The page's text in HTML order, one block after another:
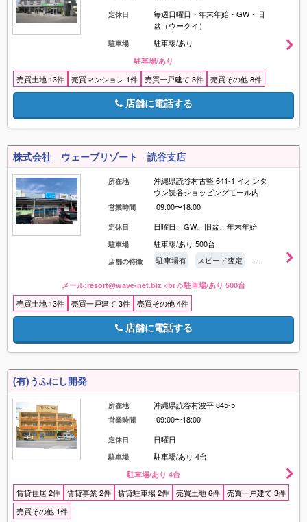
定休日
毎週日曜日・年末年始・GW・旧
盆（ウークイ）
駐車場 駐車場/あり
駐車場/あり
売買土地 13件 売買マンション 1件 売買一戸建て 3件 売買その他 8件
店舗に電話する
株式会社 ウェーブリゾート 読谷支店
所在地
沖縄県読谷村古堅 641-1 イオンタ
ウン読谷ショッピングモール内
営業時間 09:00〜18:00
定休日 日曜日、GW、旧盆、年末年始
駐車場 駐車場/あり 500台
店舗の特徴 駐車場有 スピード査定 土地買取
メール:resort@wave-net.biz <br />駐車場/あり 500台
売買土地 13件 売買一戸建て 3件 売買その他 4件
店舗に電話する
(有)うふにし開発
所在地 沖縄県読谷村波平 845-5
営業時間 09:00〜18:00
定休日 日曜日
駐車場 駐車場/あり 4台
駐車場/あり 4台
賃貸住居 2件 賃貸事業 2件 賃貸駐車場 2件 売買土地 6件
売買一戸建て 3件
売買その他 1件